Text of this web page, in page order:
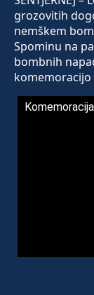
grozovitih
nemškem
Spominu na
bombnih